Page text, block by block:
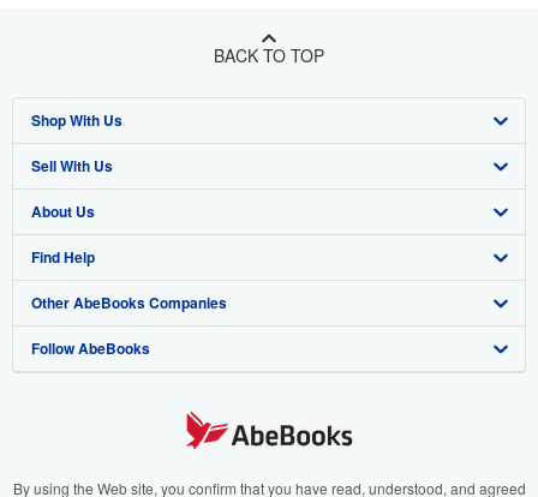
BACK TO TOP
Shop With Us
Advanced Search
Browse Collections
My Account
My Orders
View Basket
Sell With Us
Start Selling
Join Our Affiliate Program
Book Buyback
Refer a seller
About Us
About AbeBooks
Media
Careers
Your Ads Privacy Choices
Find Help
Help
Customer Support
Other AbeBooks Companies
AbeBooks.co.uk
AbeBooks.it
Follow AbeBooks
By using the Web site, you confirm that you have read, understood, and agreed